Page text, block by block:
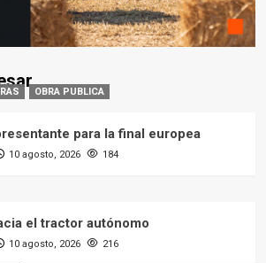
OBRA PUBLICA
para la final europea
10 agosto, 2026 184
el tractor autónomo
10 agosto, 2026 216